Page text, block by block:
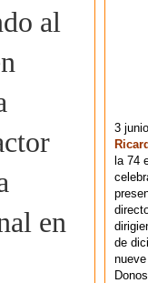
al
en
3
la 74
de